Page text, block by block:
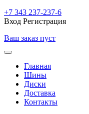
+7 343 237-237-6
Вход Регистрация
Ваш заказ пуст
Главная
Шины
Диски
Доставка
Контакты